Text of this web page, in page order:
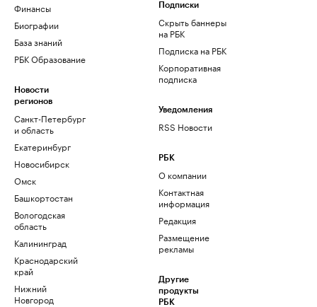
Финансы
Биографии
База знаний
РБК Образование
Новости
регионов
Санкт-Петербург
и область
Екатеринбург
Новосибирск
Омск
Башкортостан
Вологодская
область
Калининград
Краснодарский
край
Нижний
Новгород
Подписки
Скрыть баннеры
на РБК
Подписка на РБК
Корпоративная
подписка
Уведомления
RSS Новости
РБК
О компании
Контактная
информация
Редакция
Размещение
рекламы
Другие
продукты
РБК